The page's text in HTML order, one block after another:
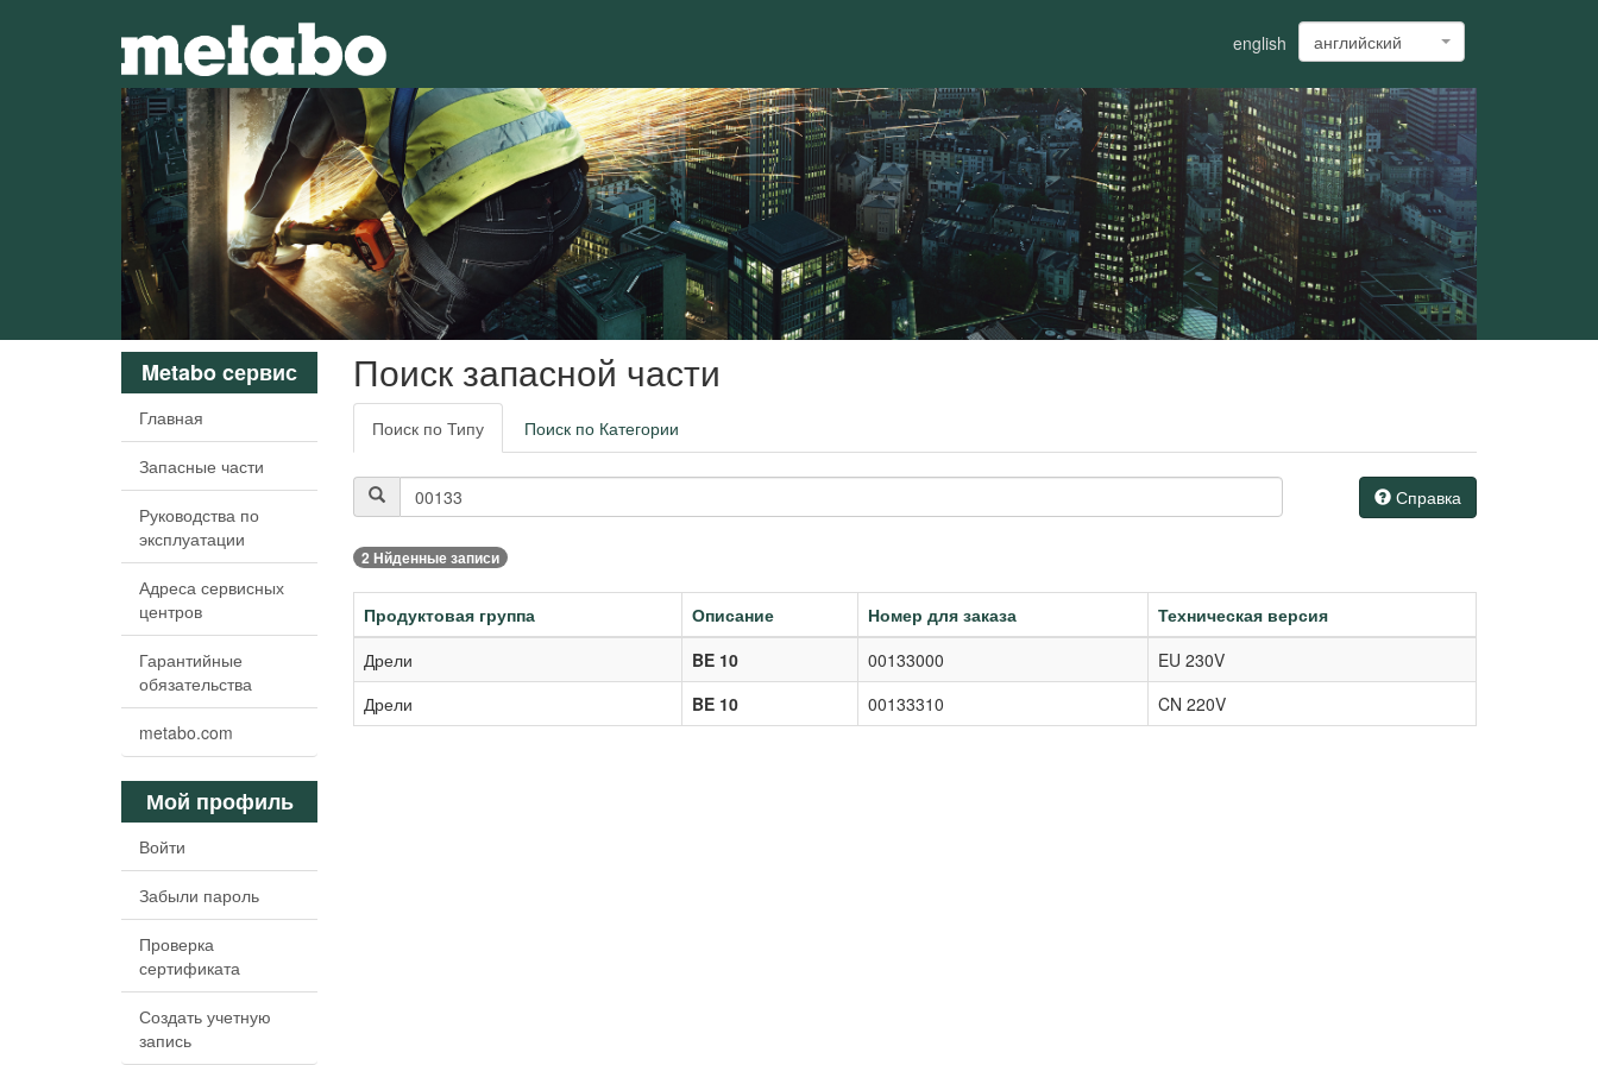
английский
english
Metabo cервис
Главная
Запасные части
Руководства по
эксплуатации
Адреса сервисных
центров
Гарантийные
обязательства
metabo.com
Мой профиль
Войти
Забыли пароль
Проверка
сертификата
Создать учетную
запись
Поиск запасной части
Поиск по Типу Поиск по Категории
Справка
2 Нйденные записи
Продуктовая группа Описание Номер для заказа
Техническая версия
Дрели
BE 10 00133000
EU 230V
Дрели
BE 10 00133310 CN 220V